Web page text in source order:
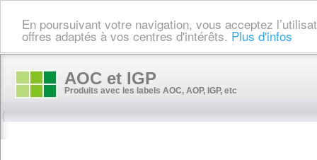
En poursuivant votre navigation, vous acceptez
offres adaptés à vos centres d'intérêts. Plus d'infos
AOC et IGP
Produits avec les labels AOC, AOP, IGP, etc